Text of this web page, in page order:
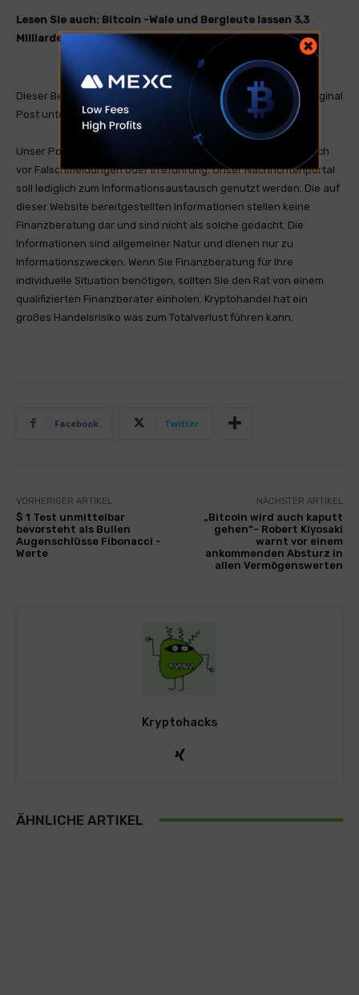
Lesen Sie auch: Bitcoin -Wale und Bergleute lassen 3,3
Milliarden US -Dollar BTC ab
Dieser Beitrag ist ein öffentlicher RSS Feed. Sie finden den Original
Post unter tronweekly.com .
Unser Portal ist ein RSS-Nachrichtendienst und distanziert sich
vor Falschmeldungen oder Irreführung. Unser Nachrichtenportal
soll lediglich zum Informationsaustausch genutzt werden. Die auf
dieser Website bereitgestellten Informationen stellen keine
Finanzberatung dar und sind nicht als solche gedacht. Die
Informationen sind allgemeiner Natur und dienen nur zu
Informationszwecken. Wenn Sie Finanzberatung für Ihre
individuelle Situation benötigen, sollten Sie den Rat von einem
qualifizierten Finanzberater einholen. Kryptohandel hat ein
großes Handelsrisiko was zum Totalverlust führen kann.
Facebook Twitter
VORHERIGER ARTIKEL
$ 1 Test unmittelbar
bevorsteht als Bullen
Augenschlüsse Fibonacci -
Werte
NÄCHSTER ARTIKEL
„Bitcoin wird auch kaputt
gehen“- Robert Kiyosaki
warnt vor einem
ankommenden Absturz in
allen Vermögenswerten
Kryptohacks
ÄHNLICHE ARTIKEL